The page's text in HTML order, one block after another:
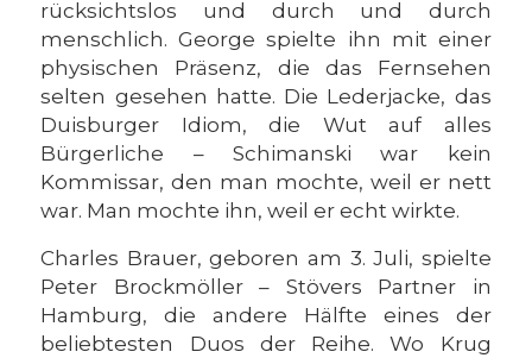
rücksichtslos und durch und durch
menschlich. George spielte ihn mit einer
physischen Präsenz, die das Fernsehen
selten gesehen hatte. Die Lederjacke, das
Duisburger Idiom, die Wut auf alles
Bürgerliche – Schimanski war kein
Kommissar, den man mochte, weil er nett
war. Man mochte ihn, weil er echt wirkte.
Charles Brauer, geboren am 3. Juli, spielte
Peter Brockmöller – Stövers Partner in
Hamburg, die andere Hälfte eines der
beliebtesten Duos der Reihe. Wo Krug